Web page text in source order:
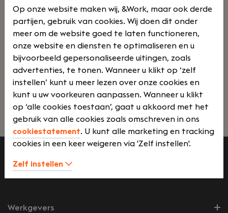
Uw rol:
Vanwege uitbreiding in ons team zijn wij op
zoek naar een Cloud-DevOps Engineer die de
Microsoft Azure Cloud als geen ander kent.
Lees verder>
Werkzoekenden
Werkgevers
Op onze website maken wij, &Work, maar ook derde
partijen, gebruik van cookies. Wij doen dit onder
meer om de website goed te laten functioneren,
onze website en diensten te optimaliseren en u
bijvoorbeeld gepersonaliseerde uitingen, zoals
advertenties, te tonen. Wanneer u klikt op ‘zelf
instellen’ kunt u meer lezen over onze cookies en
kunt u uw voorkeuren aanpassen. Wanneer u klikt
op ‘alle cookies toestaan’, gaat u akkoord met het
gebruik van alle cookies zoals omschreven in ons
cookiestatement. U kunt alle marketing en tracking
cookies in een keer weigeren via 'Zelf instellen'.
Zelf instellen